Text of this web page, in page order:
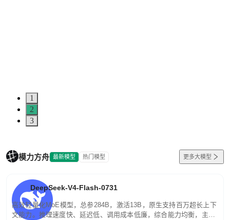
1
2
3
模力方舟 最新模型 热门模型 更多大模型
DeepSeek-V4-Flash-0731
高效轻量化MoE模型，总参284B，激活13B，原生支持百万超长上下
文能力。推理速度快、延迟低、调用成本低廉，综合能力均衡，主打